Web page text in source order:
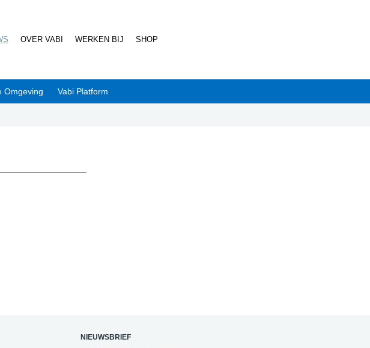
OVER VABI WERKEN BIJ SHOP
Omgeving Vabi Platform
NIEUWSBRIEF